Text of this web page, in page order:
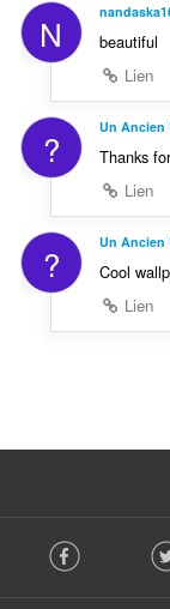
N
beautiful
Lien
? Un Ancien
Thanks
Lien
? Un Ancien
Cool
Lien
o Facebook